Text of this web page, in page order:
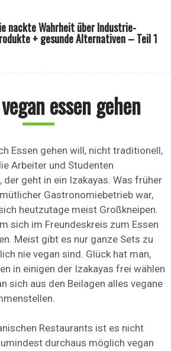
nackte Wahrheit über Industrie-
+ gesunde Alternativen – Teil 1
essen gehen
Essen gehen will, nicht traditionell,
Arbeiter und Studenten
der geht in ein Izakayas. Was früher
Gastronomiebetrieb war,
heutzutage meist Großkneipen.
sich im Freundeskreis zum Essen
Meist gibt es nur ganze Sets zu
nie vegan sind. Glück hat man,
in einigen der Izakayas frei wählen
sich aus den Beilagen alles vegane
Restaurants ist es nicht
durchaus möglich vegan